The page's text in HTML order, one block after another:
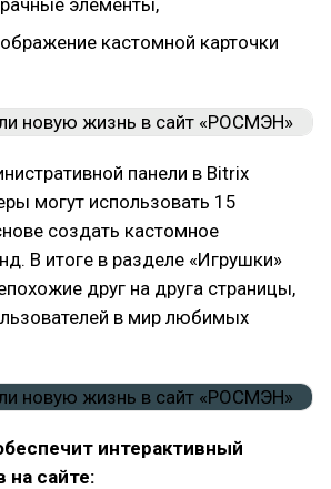
кастомной карточки
панели в Bitrix
могут использовать 15
создать кастомное
В итоге в разделе «Игрушки»
друг на друга страницы,
в мир любимых
интерактивный
на сайте: